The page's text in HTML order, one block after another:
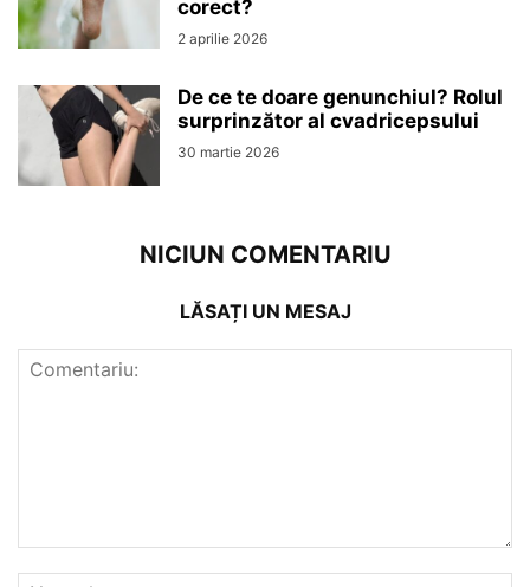
corect?
2 aprilie 2026
De ce te doare genunchiul? Rolul
surprinzător al cvadricepsului
30 martie 2026
NICIUN COMENTARIU
LĂSAȚI UN MESAJ